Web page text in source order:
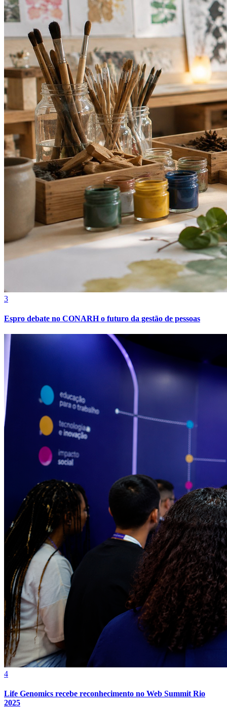
Botafogo
Grêmio
Internacional
3
Espro debate no CONARH o futuro da gestão de pessoas
4
Life Genomics recebe reconhecimento no Web Summit Rio
2025